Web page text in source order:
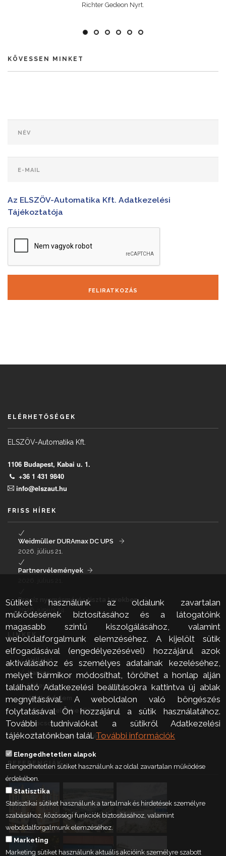
Richter Gedeon Nyrt.
KÖVESSEN MINKET
Az ELSZÖV-Automatika Kft. Adatkezelési
Tájékoztatója
FELIRATKOZÁS
ELÉRHETŐSÉGEK
ELSZÖV-Automatika Kft.
1106 Budapest, Kabai u. 1.
+36 1 431 9840
info@elszaut.hu
FRISS HÍREK
Weidmüller DURAmax DC UPS
2026. július 21.
Partnervélemények
Precíz nyomásmérés tiszta terekben
LINKEK
Vállalat
Karrier
Hírlevél
Adatvédelem
Adatvédelmi beállítások
Kapcsolat
Visszaélés bejelentése
REFERENCIÁK
Sütiket használunk az oldalunk zavartalan
működésének biztosításához és a látogatóink
magasabb szintű kiszolgálásához, valamint
weboldalforgalmunk elemzéséhez. A kijelölt sütik
elfogadásával (engedélyezésével) hozzájárul azok
aktiválásához és személyes adatainak kezeléséhez,
melyet bármikor módosíthat, törölhet a honlap alján
található Adatkezelési beállításokra kattintva új ablak
megnyitásával. A weboldalon való böngészés
folytatásával Ön hozzájárul a sütik használatához.
További tudnivalókat a sütikről Adatkezelési
tájékoztatónkban talál. További információk
Elengedhetetlen alapok
Elengedhetetlen sütiket használunk az oldal zavartalan működése
érdekében.
Statisztika
Statisztikai sütiket használunk a tartalmak és hirdetések személyre
szabásához, közösségi funkciók biztosításához, valamint
weboldalforgalmunk elemzéséhez.
Marketing
Marketing sütiket használunk aktuális akcióink személyre szabott